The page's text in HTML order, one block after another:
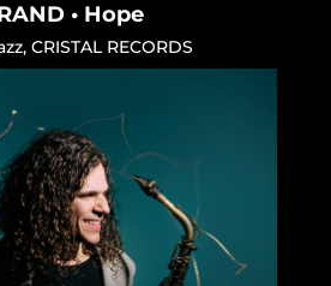
• Hope
, CRISTAL RECORDS